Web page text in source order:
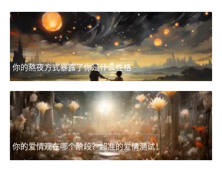
你的熬夜方式暴露了你是什么性格
你的爱情观在哪个阶段？超准的爱情测试！